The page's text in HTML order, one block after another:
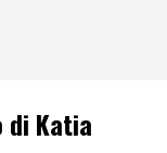
di Katia